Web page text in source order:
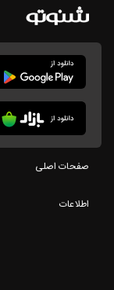
صفحات اصلی
اطلاعات